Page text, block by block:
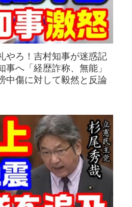
やろ！吉村知事が迷惑記
へ「経歴詐称、無能」
中傷に対して毅然と反論